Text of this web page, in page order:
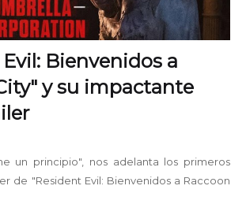
Bienvenidos a
y su impactante
un principio", nos adelanta los primeros
de "Resident Evil: Bienvenidos a Raccoon